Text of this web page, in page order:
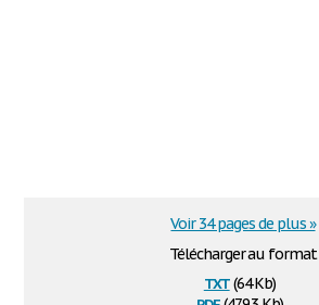
Télécharger au format
txt(64 Kb)
Voir 34 pages de plus »